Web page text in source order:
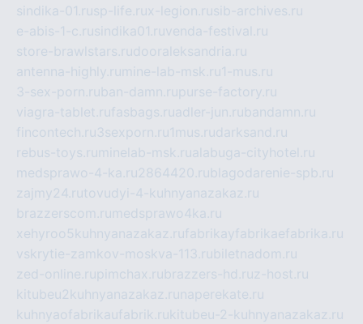
sindika-01.rusp-life.rux-legion.rusib-archives.ru
e-abis-1-c.rusindika01.ruvenda-festival.ru
store-brawlstars.rudooraleksandria.ru
antenna-highly.ru mine-lab-msk.ru1-mus.ru
3-sex-porn.ruban-damn.rupurse-factory.ru
viagra-tablet.rufasbags.ruadler-jun.rubandamn.ru
fincontech.ru3sexporn.ru1mus.rudarksand.ru
rebus-toys.ru minelab-msk.rualabuga-cityhotel.ru
medsprawo-4-ka.ru2864420.rublagodarenie-spb.ru
zajmy24.rutovudyi-4-kuhnyanazakaz.ru
brazzerscom.ru medsprawo4ka.ru
xehyroo5kuhnyanazakaz.rufabrikayfabrikaefabrika.ru
vskrytie-zamkov-moskva-113.rubiletnadom.ru
zed-online.rupimchax.rubrazzers-hd.ruz-host.ru
kitubeu2kuhnyanazakaz.ru naperekate.ru
kuhnyaofabrikaufabrik.rukitubeu-2-kuhnyanazakaz.ru